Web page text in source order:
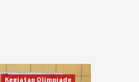
Kegiatan Olimpiade